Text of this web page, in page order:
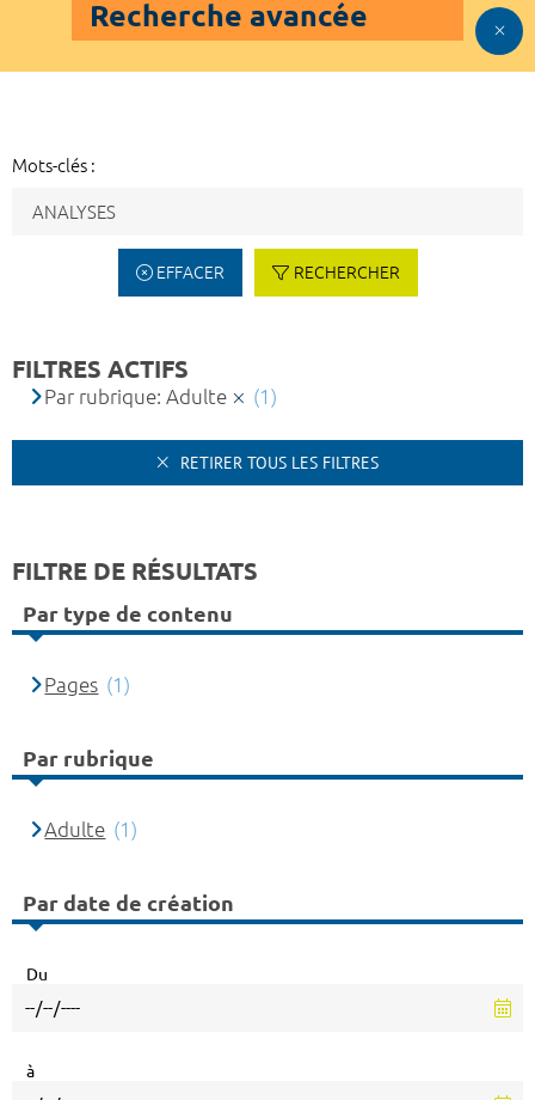
Recherche avancée
Mots-clés :
EFFACER RECHERCHER
FILTRES ACTIFS
Par rubrique: Adulte (1)
RETIRER TOUS LES FILTRES
FILTRE DE RÉSULTATS
Par type de contenu
Pages (1)
Par rubrique
Adulte (1)
Par date de création
Du
à